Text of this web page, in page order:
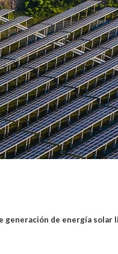
generación de energía solar